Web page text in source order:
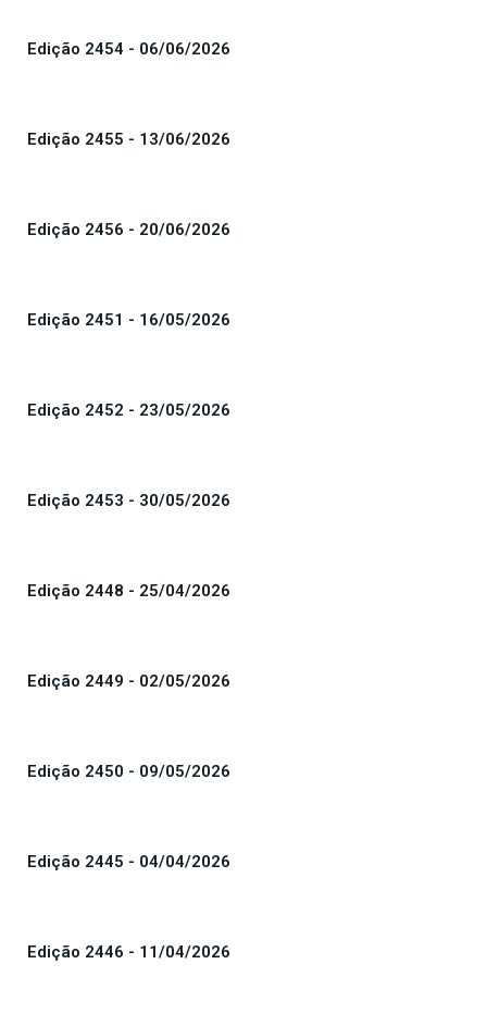
Edição 2454 - 06/06/2026
Edição 2455 - 13/06/2026
Edição 2456 - 20/06/2026
Edição 2451 - 16/05/2026
Edição 2452 - 23/05/2026
Edição 2453 - 30/05/2026
Edição 2448 - 25/04/2026
Edição 2449 - 02/05/2026
Edição 2450 - 09/05/2026
Edição 2445 - 04/04/2026
Edição 2446 - 11/04/2026